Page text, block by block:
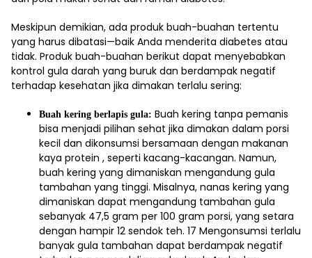
Meskipun demikian, ada produk buah-buahan tertentu
yang harus dibatasi—baik Anda menderita diabetes atau
tidak. Produk buah-buahan berikut dapat menyebabkan
kontrol gula darah yang buruk dan berdampak negatif
terhadap kesehatan jika dimakan terlalu sering:
Buah kering berlapis gula: Buah kering tanpa pemanis
bisa menjadi pilihan sehat jika dimakan dalam porsi
kecil dan dikonsumsi bersamaan dengan makanan
kaya protein , seperti kacang-kacangan. Namun,
buah kering yang dimaniskan mengandung gula
tambahan yang tinggi. Misalnya, nanas kering yang
dimaniskan dapat mengandung tambahan gula
sebanyak 47,5 gram per 100 gram porsi, yang setara
dengan hampir 12 sendok teh. 17 Mengonsumsi terlalu
banyak gula tambahan dapat berdampak negatif